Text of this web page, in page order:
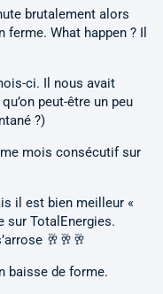
brutalement alors
What happen ? Il
ci. Il nous avait
peut-être un peu
?)
mois consécutif sur
il est bien meilleur «
sur TotalEnergies.
🥂🥂🥂
baisse de forme.